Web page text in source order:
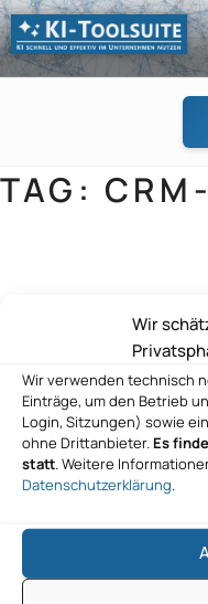
Wir
Wir verwenden technisch
Einträge, um den Betrieb
Login, Sitzungen) sowie
ohne Drittanbieter. Es
statt. Weitere
Datenschutzerklärung.
Zum
Inhalt
springen
KI-
TAG:
DE GmbH